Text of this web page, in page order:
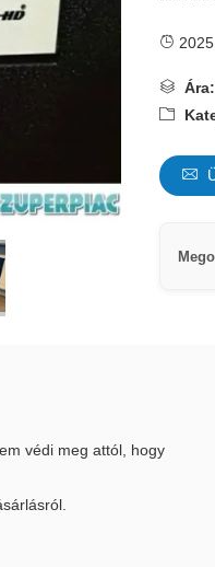
Ára:
védi meg attól, hogy